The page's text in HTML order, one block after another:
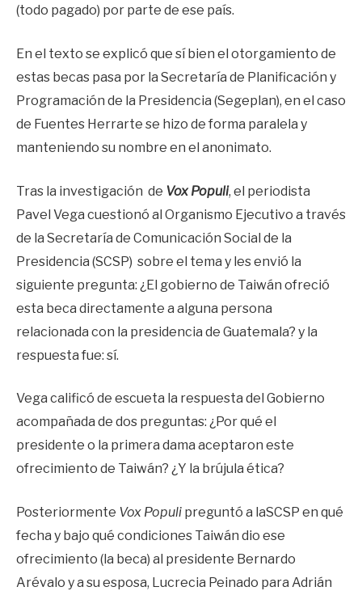
(todo pagado) por parte de ese país.
En el texto se explicó que sí bien el otorgamiento de
estas becas pasa por la Secretaría de Planificación y
Programación de la Presidencia (Segeplan), en el caso
de Fuentes Herrarte se hizo de forma paralela y
manteniendo su nombre en el anonimato.
Tras la investigación de Vox Populi, el periodista
Pavel Vega cuestionó al Organismo Ejecutivo a través
de la Secretaría de Comunicación Social de la
Presidencia (SCSP) sobre el tema y les envió la
siguiente pregunta: ¿El gobierno de Taiwán ofreció
esta beca directamente a alguna persona
relacionada con la presidencia de Guatemala? y la
respuesta fue: sí.
Vega calificó de escueta la respuesta del Gobierno
acompañada de dos preguntas: ¿Por qué el
presidente o la primera dama aceptaron este
ofrecimiento de Taiwán? ¿Y la brújula ética?
Posteriormente Vox Populi preguntó a laSCSP en qué
fecha y bajo qué condiciones Taiwán dio ese
ofrecimiento (la beca) al presidente Bernardo
Arévalo y a su esposa, Lucrecia Peinado para Adrián